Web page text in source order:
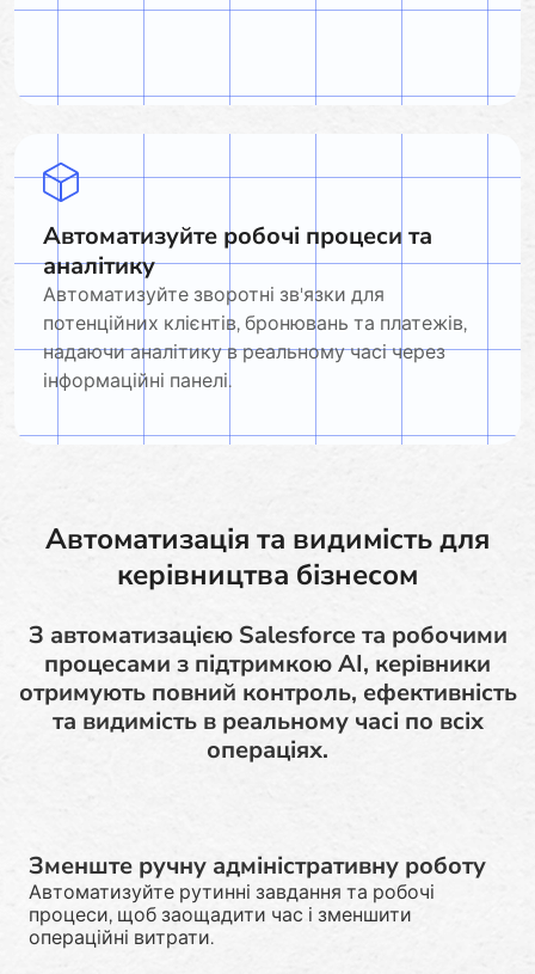
Автоматизуйте робочі процеси та
аналітику
Автоматизуйте зворотні зв'язки для
потенційних клієнтів, бронювань та платежів,
надаючи аналітику в реальному часі через
інформаційні панелі.
Автоматизація та видимість для
керівництва бізнесом
З автоматизацією Salesforce та робочими
процесами з підтримкою AI, керівники
отримують повний контроль, ефективність
та видимість в реальному часі по всіх
операціях.
Зменште ручну адміністративну роботу
Автоматизуйте рутинні завдання та робочі
процеси, щоб заощадити час і зменшити
операційні витрати.